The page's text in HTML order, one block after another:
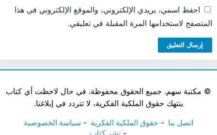
احفظ اسمي، بريدي الإلكتروني، والموقع الإلكتروني في هذا
المتصفح لاستخدامها المرة المقبلة في تعليقي.
© مكتبة سهم. جميع الحقوق محفوظة. في حال لاحظت أي كتاب
ينتهك حقوق الملكية الفكرية، لا تتردد في إبلاغنا.
اتصل بنا حقوق الملكية الفكرية
سياسة الخصوصية